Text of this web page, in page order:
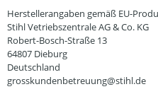
Herstellerangaben gemäß EU-
Stihl Vetriebszentrale AG & Co. KG
Robert-Bosch-Straße 13
64807 Dieburg
Deutschland
grosskundenbetreuung@stihl.de